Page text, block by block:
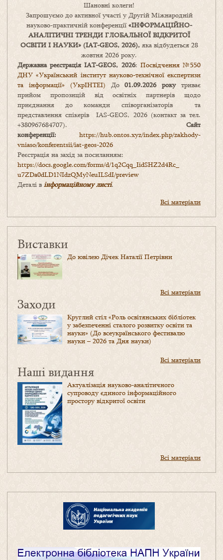
Шановні колеги!
Запрошуємо до активної участі у Другій Міжнародній
науково-практичній конференції «ІНФОРМАЦІЙНО-
АНАЛІТИЧНІ ТРЕНДИ ГЛОБАЛЬНОЇ ВІДКРИТОЇ
ОСВІТИ І НАУКИ» (IAT-GEOS, 2026),яка відбудеться 28
жовтня 2026 року.
Державна реєстрація IAT-GEOS, 2026: Посвідчення №550
ДНУ «Український інститут науково-технічної експертизи
та інформації» (УкрІНТЕІ) До01.09.2026 рокутриває
прийом пропозицій від освітніх партнерів щодо
приєднання до команди співорганізаторів та
представлення спікерів IAS-GEOS, 2026 (контакт за тел.
+380967684707). Сайт
конференції: https://hub.ontos.xyz/index.php/zakhody-
vniaso/konferentsii/iat-geos-2026
Реєстрація на захід за посиланням:
https://docs.google.com/forms/d/1q2Cqq_IidSHZ2d4Rc_
u7ZDa0dLD1NIdzQMyNeuILSdI/preview
Деталі в інформаційному листі.
Всі матеріали
Виставки
До ювілею Дічек Наталії Петрівни
Всі матеріали
Заходи
Круглий стіл «Роль освітянських бібліотек
у забезпеченні сталого розвитку освіти та
науки» (До всеукраїнського фестивалю
науки – 2026 та Дня науки)
Всі матеріали
Наші видання
Актуалізація науково-аналітичного
супроводу єдиного інформаційного
простору відкритої освіти
Всі матеріали